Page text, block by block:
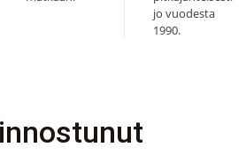
jo vuodesta
1990.